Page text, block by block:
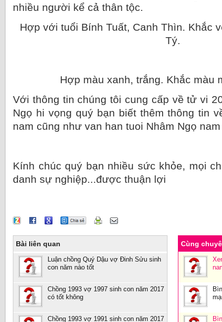
nhiều người kể cả thân tộc.
Hợp với tuổi Bính Tuất, Canh Thìn. Khắc
Tý.
Hợp màu xanh, trắng. Khắc màu
Với thông tin chúng tôi cung cấp về tử vi
Ngọ hi vọng quý bạn biết thêm thông tin
nam cũng như van han tuoi Nhâm Ngọ
Kính chúc quý bạn nhiều sức khỏe, mọi
danh sự nghiệp...được thuận lợi
Bài liên quan
Luận chồng Quý Dậu vợ Đinh Sửu sinh
con năm nào tốt
Chồng 1993 vợ 1997 sinh con năm 2017
có tốt không
Chồng 1993 vợ 1991 sinh con năm 2017
Cùng